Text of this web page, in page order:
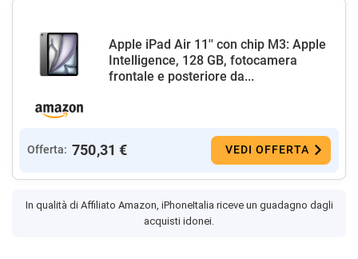
Apple iPad Air 11'' con chip M3: Apple
Intelligence, 128 GB, fotocamera
frontale e posteriore da...
Offerta: 750,31 € VEDI OFFERTA
In qualità di Affiliato Amazon, iPhoneItalia riceve un guadagno dagli
acquisti idonei.